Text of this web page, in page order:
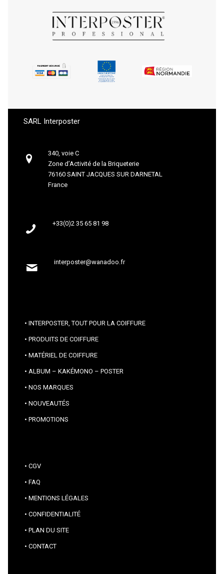
SARL Interposter
340, voie C
Zone d’Activité de la Briqueterie
76160 SAINT JACQUES SUR DARNETAL
France
+33(0)2 35 65 81 98
interposter@wanadoo.fr
INTERPOSTER, TOUT POUR LA COIFFURE
PRODUITS DE COIFFURE
MATÉRIEL DE COIFFURE
ALBUM – KAKÉMONO – POSTER
NOS MARQUES
NOUVEAUTÉS
PROMOTIONS
CGV
FAQ
MENTIONS LÉGALES
CONFIDENTIALITÉ
PLAN DU SITE
CONTACT